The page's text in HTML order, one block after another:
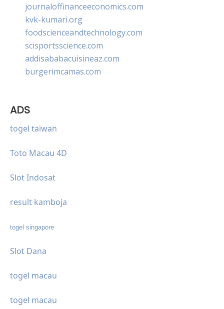
journaloffinanceeconomics.com
kvk-kumari.org
foodscienceandtechnology.com
scisportsscience.com
addisababacuisineaz.com
burgerimcamas.com
ADS
togel taiwan
Toto Macau 4D
Slot Indosat
result kamboja
togel singapore
Slot Dana
togel macau
togel macau